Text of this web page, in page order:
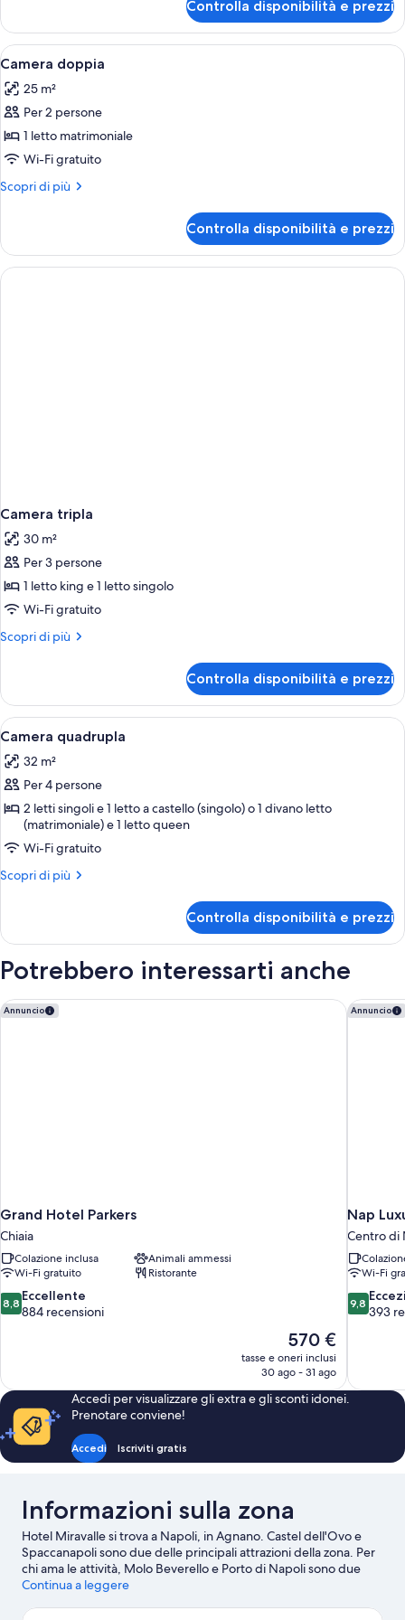
uso
singolo
Controlla disponibilità e prezzi
Apri
tutte
le
foto
per
Camera
doppia
Una camera da letto con due letti,
7
Camera doppia
25 m²
Per 2 persone
1 letto matrimoniale
Wi-Fi gratuito
Scopri di più
Altri
doppia
Controlla disponibilità e prezzi
Camera tripla
30 m²
Per 3 persone
1 letto king e 1 letto singolo
Wi-Fi gratuito
Scopri di più
Altri
tripla
Controlla disponibilità e prezzi
Apri
tutte
le
foto
per
Camera
quadrupla
1
Camera quadrupla
32 m²
Per 4 persone
2 letti singoli e 1 letto a castello (singolo) o 1 divano letto
(matrimoniale) e 1 letto queen
Wi-Fi gratuito
Scopri di più
Altri
quadrupla
Controlla disponibilità e prezzi
Potrebbero interessarti anche
Annuncio
Grand Hotel Parkers
Chiaia
Colazione inclusa
Animali ammessi
Wi-Fi gratuito
Ristorante
8.8
su
recensioni
8,8 Eccellente
884 recensioni
Il
prezzo
attuale
570 €
570 €
tasse e oneri inclusi
30 ago - 31 ago
Grand Hotel Parkers Annuncio
Nap
Centro di
Wi-Fi
9.8
su
recensioni
9,8
393
Nap
Accedi per visualizzare gli extra e gli sconti idonei.
Prenotare conviene!
Accedi Iscriviti gratis
Informazioni sulla zona
Hotel Miravalle si trova a Napoli, in Agnano. Castel dell'Ovo e
Spaccanapoli sono due delle principali attrazioni della zona. Per
chi ama le attività, Molo Beverello e Porto di Napoli sono due
tappe assolutamente da non perdere. Sei in cerca di eventi
Continua a leggere